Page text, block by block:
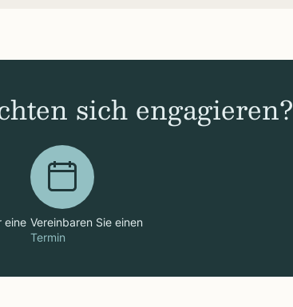
sich engagieren?
eine Vereinbaren Sie einen
Termin